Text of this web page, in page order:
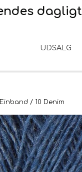
dagligt
UDSALG
af genbrugsplast
Einband 10 Denim